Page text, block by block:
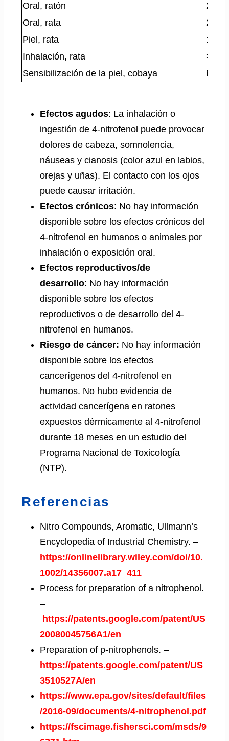
Oral, ratón
282
Oral, rata
202
Piel, rata
1024
Inhalación, rata
> 4,7
Sensibilización de la piel, cobaya
Efectos agudos: La inhalación o
ingestión de 4-nitrofenol puede provocar
dolores de cabeza, somnolencia,
náuseas y cianosis (color azul en labios,
orejas y uñas). El contacto con los ojos
puede causar irritación.
Efectos crónicos: No hay información
disponible sobre los efectos crónicos del
4-nitrofenol en humanos o animales por
inhalación o exposición oral.
Efectos reproductivos/de
desarrollo: No hay información
disponible sobre los efectos
reproductivos o de desarrollo del 4-
nitrofenol en humanos.
Riesgo de cáncer: No hay información
disponible sobre los efectos
cancerígenos del 4-nitrofenol en
humanos. No hubo evidencia de
actividad cancerígena en ratones
expuestos dérmicamente al 4-nitrofenol
durante 18 meses en un estudio del
Programa Nacional de Toxicología
(NTP).
Referencias
Nitro Compounds, Aromatic, Ullmann’s
Encyclopedia of Industrial Chemistry. –
https://onlinelibrary.wiley.com/doi/10.
1002/14356007.a17_411
Process for preparation of a nitrophenol.
–
https://patents.google.com/patent/US
20080045756A1/en
Preparation of p-nitrophenols. –
https://patents.google.com/patent/US
3510527A/en
https://www.epa.gov/sites/default/files
/2016-09/documents/4-nitrophenol.pdf
https://fscimage.fishersci.com/msds/9